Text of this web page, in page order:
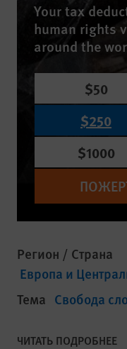
Your tax
human rights
around the
$50
$250
$1000
Регион / Страна
Европа и
Тема Свобода
ЧИТАТЬ ПОДРОБНЕЕ